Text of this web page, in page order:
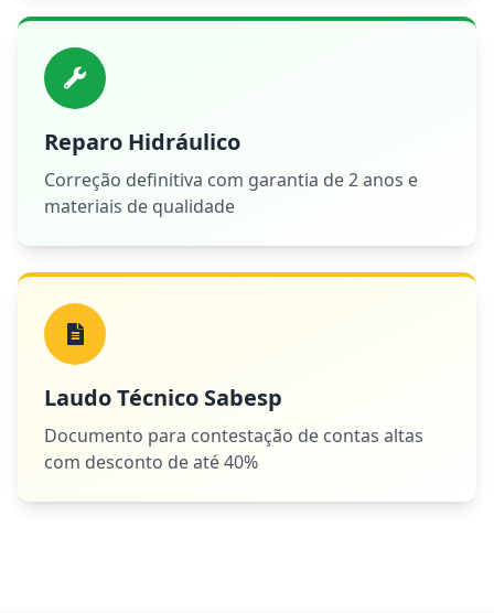
Reparo Hidráulico
Correção definitiva com garantia de 2 anos e
materiais de qualidade
Laudo Técnico Sabesp
Documento para contestação de contas altas
com desconto de até 40%